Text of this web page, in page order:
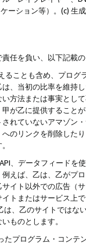
ーション等）。(c)
任を負い、以下記載
ることも含め、プロ
、当初の比率を維持
方法または事実とし
が乙に提供すること
れていないアマゾン
のリンクを削除した
、データフィード
えば、乙は、乙がプ
イト以外での広告（
トまたはサービス上
、乙のサイトでは
ものとします。
たプログラム・コン